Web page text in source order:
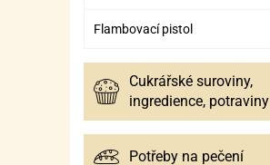
Flambovací pistol
Cukrářské suroviny,
ingredience, potraviny
Potřeby na pečení